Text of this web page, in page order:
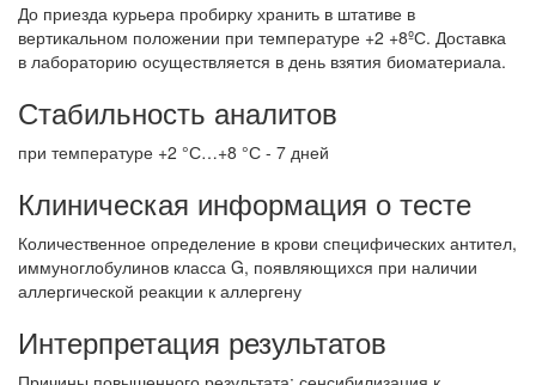
До приезда курьера пробирку хранить в штативе в
вертикальном положении при температуре +2 +8ºС. Доставка
в лабораторию осуществляется в день взятия биоматериала.
Стабильность аналитов
при температуре +2 °С…+8 °С - 7 дней
Клиническая информация о тесте
Количественное определение в крови специфических антител,
иммуноглобулинов класса G, появляющихся при наличии
аллергической реакции к аллергену
Интерпретация результатов